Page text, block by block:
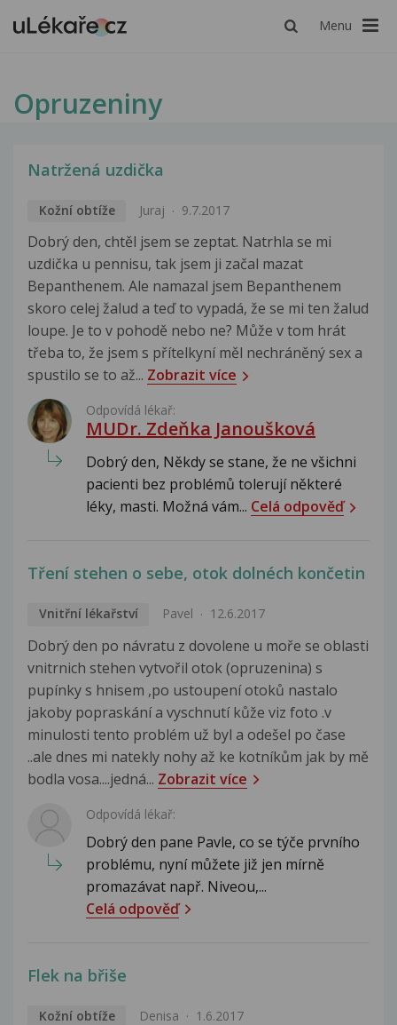
Menu
Opruzeniny
Natržená uzdička
Kožní obtíže Juraj 9.7.2017
Dobrý den, chtěl jsem se zeptat. Natrhla se mi
uzdička u pennisu, tak jsem ji začal mazat
Bepanthenem. Ale namazal jsem Bepanthenem
skoro celej žalud a teď to vypadá, že se mi ten žalud
loupe. Je to v pohodě nebo ne? Může v tom hrát
třeba to, že jsem s přítelkyní měl nechráněný sex a
spustilo se to až... Zobrazit více
Odpovídá lékař:
MUDr. Zdeňka Janoušková
Dobrý den, Někdy se stane, že ne všichni
pacienti bez problémů tolerují některé
léky, masti. Možná vám... Celá odpověď
Tření stehen o sebe, otok dolnéch končetin
Vnitřní lékařství Pavel 12.6.2017
Dobrý den po návratu z dovolene u moře se oblasti
vnitrnich stehen vytvořil otok (opruzenina) s
pupínky s hnisem ,po ustoupení otoků nastalo
jakoby popraskání a vyschnutí kůže viz foto .v
minulosti tento problém už byl a odešel po čase
..ale dnes mi natekly nohy až ke kotníkům jak by mě
bodla vosa....jedná... Zobrazit více
Odpovídá lékař:
Dobrý den pane Pavle, co se týče prvního
problému, nyní můžete již jen mírně
promazávat např. Niveou,...
Celá odpověď
Flek na břiše
Kožní obtíže Denisa 1.6.2017